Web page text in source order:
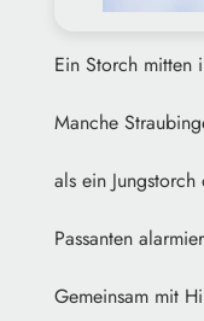
Ein Storch mitten
Manche
als ein
Passanten
Gemeinsam mit